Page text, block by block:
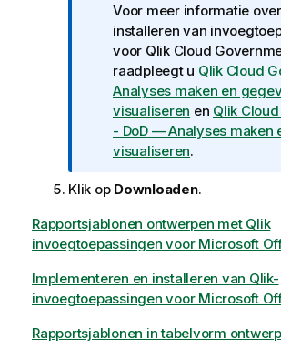
r
Q
l
i
k
C
l
o
d
o
v
e
r
m
Voor meer informatie
installeren van
voor Qlik Cloud
raadpleegt u Qlik Cloud
Analyses maken en
visualiseren en Qlik
- DoD— Analyses maken
visualiseren.
Klik op Downloaden.
Rapportsjablonen ontwerpen met Qlik
invoegtoepassingen voor Microsoft
Implementeren en installeren van Qlik-
invoegtoepassingen voor Microsoft
Rapportsjablonen in tabelvorm